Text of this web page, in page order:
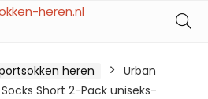
heren
Urban
Short 2-Pack uniseks-